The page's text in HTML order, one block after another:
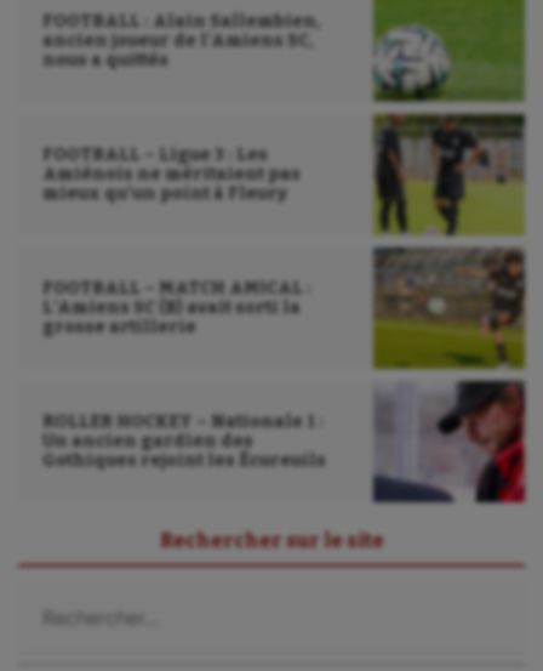
FOOTBALL : Alain Sallembien,
ancien joueur de l’Amiens SC,
nous a quittés
FOOTBALL – Ligue 3 : Les
Amiénois ne méritaient pas
mieux qu’un point à Fleury
FOOTBALL – MATCH AMICAL :
L’Amiens SC (B) avait sorti la
grosse artillerie
ROLLER HOCKEY – Nationale 1 :
Un ancien gardien des
Gothiques rejoint les Écureuils
Rechercher sur le site